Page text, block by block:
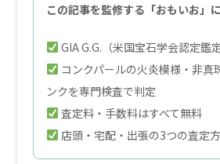
この記事を監修する「おもいお」
GIA G.G.（米国宝石学会認定鑑
コンクパールの火炎模様・非真
ンクを専門検査で判定
査定料・手数料はすべて無料
店頭・宅配・出張の3つの査定